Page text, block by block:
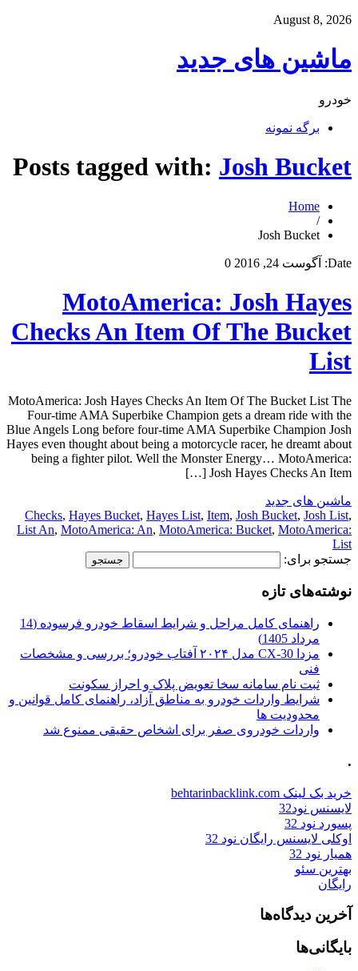
August 8, 2026
ماشین های جدید
خودرو
برگه نمونه
Posts tagged with: Josh Bucket
Home
/
Josh Bucket
Date: آگوست 24, 2016 0
MotoAmerica: Josh Hayes
Checks An Item Of The Bucket
List
MotoAmerica: Josh Hayes Checks An Item Of The Bucket List The
Four-time AMA Superbike Champion gets a dream ride with the
Blue Angels Long before four-time AMA Superbike Champion Josh
Hayes even thought about being a motorcycle racer, he dreamt about
being a fighter pilot. Well the Monster Energy… MotoAmerica:
Josh Hayes Checks An Item […]
ماشین های جدید
Checks, Hayes Bucket, Hayes List, Item, Josh Bucket, Josh List,
List An, MotoAmerica: An, MotoAmerica: Bucket, MotoAmerica:
List
جستجو برای:
نوشته‌های تازه
راهنمای کامل مراحل و شرایط اسقاط خودرو فرسوده (14
مرداد 1405)
مزدا CX-30 مدل ۲۰۲۴ آفتاب خودرو؛ بررسی و مشخصات
فنی
ثبت نام سامانه سخا تعویض پلاک و احراز سکونت
شرایط واردات خودرو به مناطق آزاد، راهنمای کامل قوانین و
محدودیت ها
واردات خودروی صفر برای اشخاص حقیقی ممنوع شد
.
خرید بک لینک behtarinbacklink.com
لایسنس نود32
پسورد نود 32
اوکلی لایسنس رایگان نود 32
همیار نود 32
بهترین سئو
رایگان
آخرین دیدگاه‌ها
بایگانی‌ها